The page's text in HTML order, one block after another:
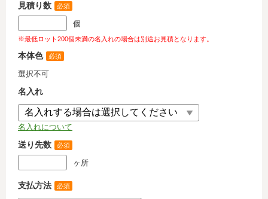
見積り数 必須
個
※最低ロット200個未満の名入れの場合は別途お見積となります。
本体色 必須
選択不可
名入れ
名入れについて
送り先数 必須
ヶ所
支払方法 必須